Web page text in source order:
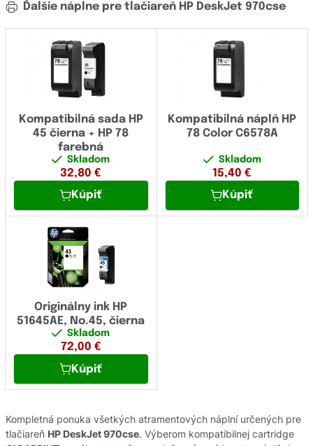
Ďalšie náplne pre tlačiareň HP DeskJet 970cse
Kompatibilná sada HP
45 čierna + HP 78
farebná
Skladom
32,80 €
Kúpiť
Kompatibilná náplň HP
78 Color C6578A
Skladom
15,40 €
Kúpiť
Originálny ink HP
51645AE, No.45, čierna
Skladom
72,00 €
Kúpiť
Kompletná ponuka všetkých atramentových náplní určených pre
tlačiareň HP DeskJet 970cse. Výberom kompatibilnej cartridge